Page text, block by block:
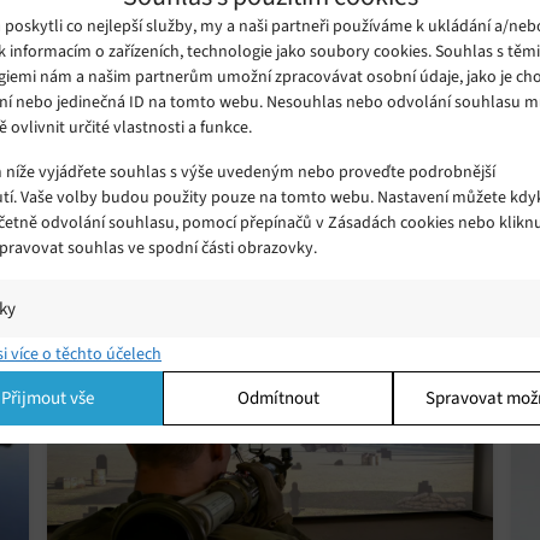
poskytli co nejlepší služby, my a naši partneři používáme k ukládání a/
informacím o zařízeních, technologie jako soubory cookies. Souhlas s
nám a našim partnerům umožní zpracovávat osobní údaje, jako je
nebo jedinečná ID na tomto webu. Nesouhlas nebo odvolání souhlasu
ovlivnit určité vlastnosti a funkce.
vyjádřete souhlas s výše uvedeným nebo proveďte podrobnější
Vaše volby budou použity pouze na tomto webu. Nastavení můžete
odvolání souhlasu, pomocí přepínačů v Zásadách cookies nebo
souhlas ve spodní části obrazovky.
a/nebo přístup k informacím v zařízení, Porozumění publiku
kombinací údajů z různých zdrojů.
a/nebo přístup k informacím v zařízení, Použití omezených údajů k výběru
Vytváření profilů pro personalizovanou reklamu, Používání profilů k výběru
reklamy, Vytváření profilů pro personalizovaný obsah, Používání
výběr personalizovaného obsahu, Použití omezených údajů k výběru
více o těchto účelech
Přijmout vše Odmítnout Spravovat
v aktuální vývojářské beta verzi systému tvOS, což podle ní
které bude potenciálně tyto příkazy ignorovat. Systém iOS
Apple více funkcí Apple Intelligence a také možnou